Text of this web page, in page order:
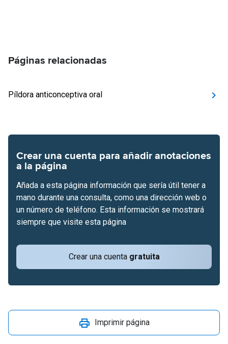
Páginas relacionadas
Píldora anticonceptiva oral
Crear una cuenta para añadir anotaciones
a la página
Crear una cuenta gratuita
Añada a esta página información que sería útil tener a
mano durante una consulta, como una dirección web o
un número de teléfono. Esta información se mostrará
siempre que visite esta página
Imprimir página